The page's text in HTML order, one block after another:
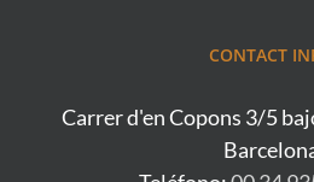
CONTACT
Carrer d'en Copons 3/5